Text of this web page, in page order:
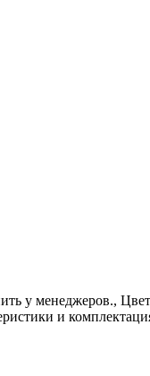
Цвет
и